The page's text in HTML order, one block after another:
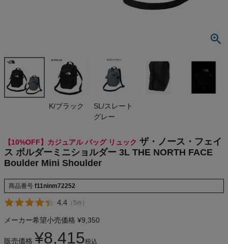
ルダー 3L T
HE NORTH F
ACE Boulde
r Mini Shoul
der
(税込)
NIKE
CHUMS
HOKA
もっと見る
K/ブラック
SL/スレート
グレー
【10%OFF】カジュアル バッグ リュック ザ・ノース・フェイ
ス ボルダーミニショルダー 3L THE NORTH FACE
Boulder Mini Shoulder
商品番号 f11ninm72252
4.4 （ 5件 ）
メーカー希望小売価格 ¥9,350
販売価格 ¥8,415税込